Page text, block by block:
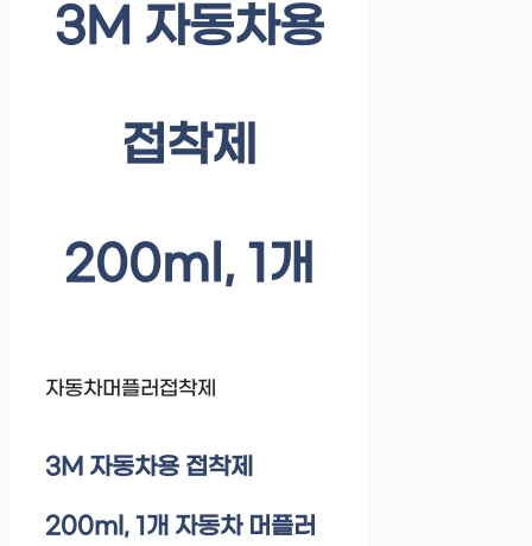
3M 자동차용
접착제
200ml, 1개
자동차머플러접착제
3M 자동차용 접착제
200ml, 1개 자동차 머플러